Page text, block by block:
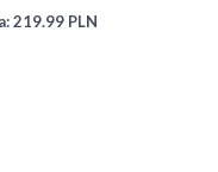
219.99 PLN